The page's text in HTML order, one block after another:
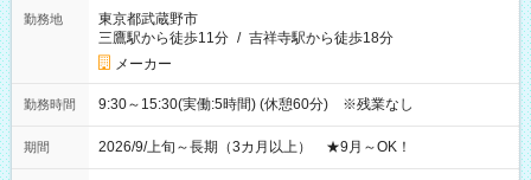
勤務地
東京都武蔵野市
三鷹駅から徒歩11分 / 吉祥寺駅から徒歩18分
メーカー
勤務時間 9:30～15:30(実働:5時間) (休憩60分) ※残業なし
期間 2026/9/上旬～長期（3カ月以上） ★9月～OK！